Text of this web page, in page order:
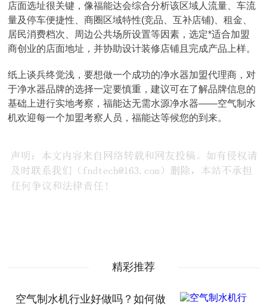
店面选址很关键，像福能达会综合分析该区域人流量、车流
量及停车便捷性、商圈区域特性(竞品、互补店铺)、租金、
居民消费档次、周边公共场所设置等因素，选定*适合加盟
商创业的店面地址，并协助设计装修店铺且完成产品上样。
纸上谈兵终觉浅，要想做一个成功的净水器加盟代理商，对
于净水器品牌的选择一定要慎重，建议可在了解品牌信息的
基础上进行实地考察，福能达无需水源净水器——空气制水
机欢迎每一个加盟考察人员，福能达等候您的到来。
精彩推荐
空气制水机行业好做吗？如何做